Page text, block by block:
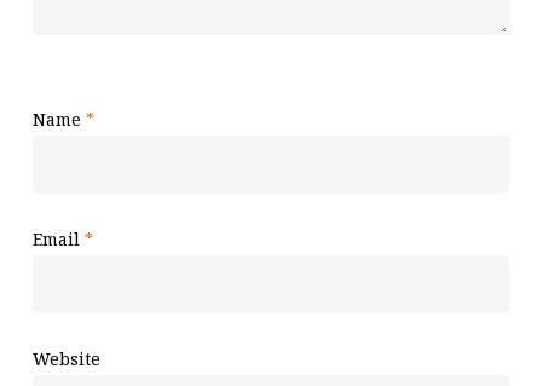
Name *
Email *
Website